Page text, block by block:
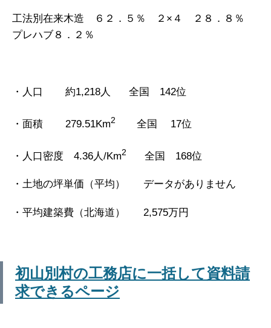
工法別在来木造 ６２．５％ ２×４ ２８．８％
プレハブ８．２％
・人口 約1,218人 全国 142位
・面積 279.51Km2 全国 17位
・人口密度 4.36人/Km2 全国 168位
・土地の坪単価（平均） データがありません
・平均建築費（北海道） 2,575万円
初山別村の工務店に一括して資料請
求できるページ